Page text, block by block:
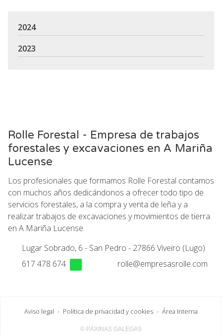
2024
2023
Rolle Forestal - Empresa de trabajos
forestales y excavaciones en A Mariña
Lucense
Los profesionales que formamos Rolle Forestal contamos
con muchos años dedicándonos a ofrecer todo tipo de
servicios forestales, a la compra y venta de leña y a
realizar trabajos de excavaciones y movimientos de tierra
en A Mariña Lucense.
Lugar Sobrado, 6 - San Pedro - 27866 Viveiro (Lugo)
617 478 674
rolle@empresasrolle.com
Aviso legal - Política de privacidad y cookies - Área Interna
© PÁXINAS GALEGAS